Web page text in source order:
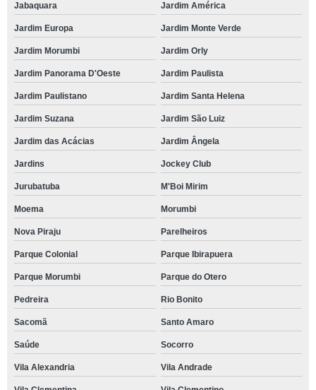
Jabaquara Jardim América
Jardim Europa Jardim Monte Verde
Jardim Morumbi Jardim Orly
Jardim Panorama D'Oeste Jardim Paulista
Jardim Paulistano Jardim Santa Helena
Jardim Suzana Jardim São Luiz
Jardim das Acácias Jardim Ângela
Jardins Jockey Club
Jurubatuba M'Boi Mirim
Moema Morumbi
Nova Piraju Parelheiros
Parque Colonial Parque Ibirapuera
Parque Morumbi Parque do Otero
Pedreira Rio Bonito
Sacomã Santo Amaro
Saúde Socorro
Vila Alexandria Vila Andrade